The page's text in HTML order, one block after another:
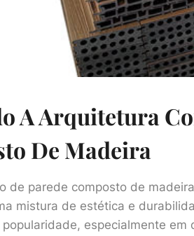
A Arquitetura
De Madeira
de parede composto de
mistura de estética e
especialmente